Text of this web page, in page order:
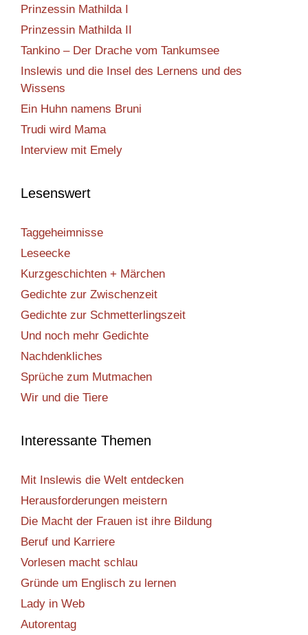
Prinzessin Mathilda I
Prinzessin Mathilda II
Tankino – Der Drache vom Tankumsee
Inslewis und die Insel des Lernens und des
Wissens
Ein Huhn namens Bruni
Trudi wird Mama
Interview mit Emely
Lesenswert
Taggeheimnisse
Leseecke
Kurzgeschichten + Märchen
Gedichte zur Zwischenzeit
Gedichte zur Schmetterlingszeit
Und noch mehr Gedichte
Nachdenkliches
Sprüche zum Mutmachen
Wir und die Tiere
Interessante Themen
Mit Inslewis die Welt entdecken
Herausforderungen meistern
Die Macht der Frauen ist ihre Bildung
Beruf und Karriere
Vorlesen macht schlau
Gründe um Englisch zu lernen
Lady in Web
Autorentag